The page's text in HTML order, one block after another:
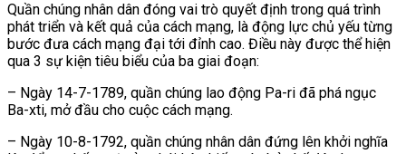
Quần chúng nhân dân đóng vai trò quyết định trong quá trình
phát triển và kết quả của cách mạng, là động lực chủ yếu từng
bước đưa cách mạng đại tới đỉnh cao. Điều này được thể hiện
qua 3 sự kiện tiêu biểu của ba giai đoạn:
– Ngày 14-7-1789, quần chúng lao động Pa-ri đã phá ngục
Ba-xti, mở đầu cho cuộc cách mạng.
– Ngày 10-8-1792, quần chúng nhân dân đứng lên khởi nghĩa